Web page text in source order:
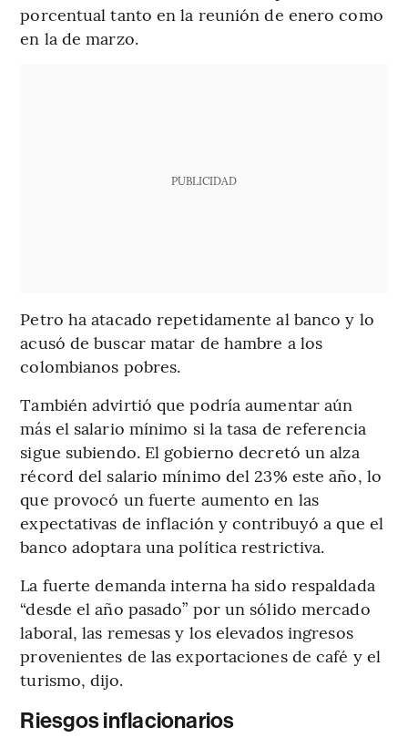
porcentual tanto en la reunión de enero como
en la de marzo.
PUBLICIDAD
Petro ha atacado repetidamente al banco y lo
acusó de buscar matar de hambre a los
colombianos pobres.
También advirtió que podría aumentar aún
más el salario mínimo si la tasa de referencia
sigue subiendo. El gobierno decretó un alza
récord del salario mínimo del 23% este año, lo
que provocó un fuerte aumento en las
expectativas de inflación y contribuyó a que el
banco adoptara una política restrictiva.
La fuerte demanda interna ha sido respaldada
“desde el año pasado” por un sólido mercado
laboral, las remesas y los elevados ingresos
provenientes de las exportaciones de café y el
turismo, dijo.
Riesgos inflacionarios